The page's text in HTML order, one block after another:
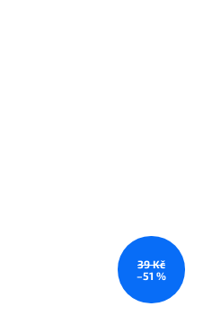
39 Kč
–51 %